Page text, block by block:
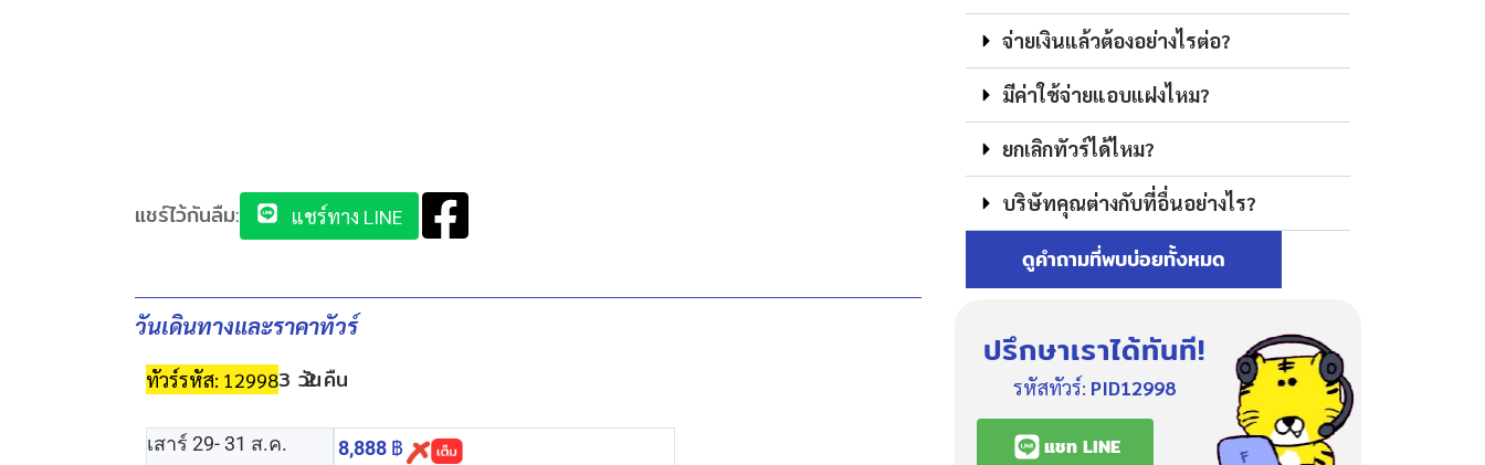
แชร์ไว้กันลืม: แชร์ทาง LINE
วันเดินทางและราคาทัวร์
ทัวร์รหัส: 129983 วัน2 คืน
เสาร์ 29- 31 ส.ค. 8,888 ฿
จ่ายเงินแล้วต้องอย่างไรต่อ?
มีค่าใช้จ่ายแอบแฝงไหม?
ยกเลิกทัวร์ได้ไหม?
บริษัทคุณต่างกับที่อื่นอย่างไร?
ดูคำถามที่พบบ่อยทั้งหมด
ปรึกษาเราได้ทันที!
รหัสทัวร์: PID12998
แชท LINE